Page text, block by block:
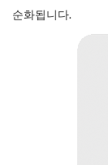
순화됩니다.